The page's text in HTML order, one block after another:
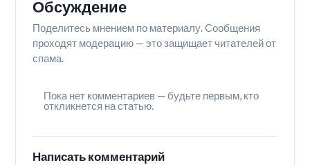
Обсуждение
Поделитесь мнением по материалу. Сообщения
проходят модерацию — это защищает читателей от
спама.
Пока нет комментариев — будьте первым, кто
откликнется на статью.
Написать комментарий